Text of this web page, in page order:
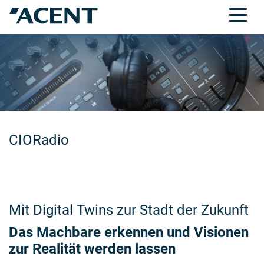
CIORadio
Mit Digital Twins zur Stadt der Zukunft
Das Machbare erkennen und Visionen
zur Realität werden lassen